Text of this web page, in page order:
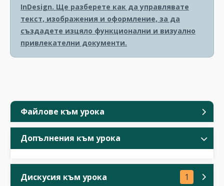
Файлове към урока
Допълнения към урока
Дискусия към урока 1
InDesign. Ще разберете как да управлявате
текст, изображения и оформление, за да
създадете изцяло функционални и визуално
привлекателни документи.